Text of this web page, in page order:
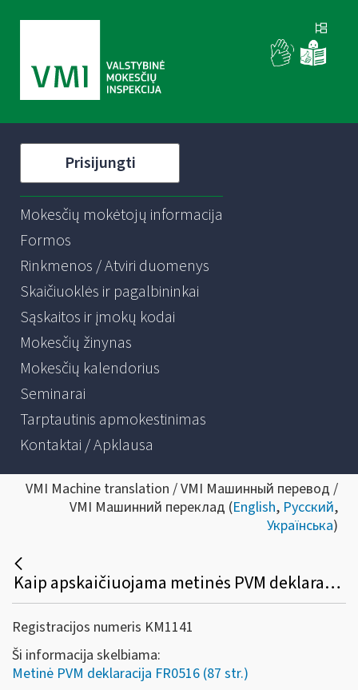
Prisijungti
Mokesčių mokėtojų informacija
Formos
Rinkmenos / Atviri duomenys
Skaičiuoklės ir pagalbininkai
Sąskaitos ir įmokų kodai
Mokesčių žinynas
Mokesčių kalendorius
Seminarai
Tarptautinis apmokestinimas
Kontaktai / Apklausa
VMI Machine translation / VMI Машинный перевод /
VMI Машинний переклад (English, Русский,
Українська)
Kaip apskaičiuojama metinės PVM deklaracijos (forma FR0516) 16 laukelio suma?
Registracijos numeris KM1141
Ši informacija skelbiama:
Metinė PVM deklaracija FR0516 (87 str.)